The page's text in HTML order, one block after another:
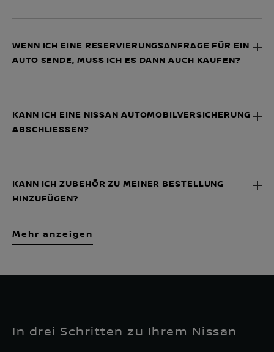
WENN ICH EINE RESERVIERUNGSANFRAGE FÜR EIN
AUTO SENDE, MUSS ICH ES DANN AUCH KAUFEN?
KANN ICH EINE NISSAN AUTOMOBILVERSICHERUNG
ABSCHLIESSEN?
KANN ICH ZUBEHÖR ZU MEINER BESTELLUNG
HINZUFÜGEN?
Mehr anzeigen
In drei Schritten zu Ihrem Nissan